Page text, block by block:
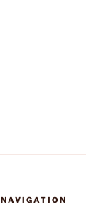
NAVIGATION